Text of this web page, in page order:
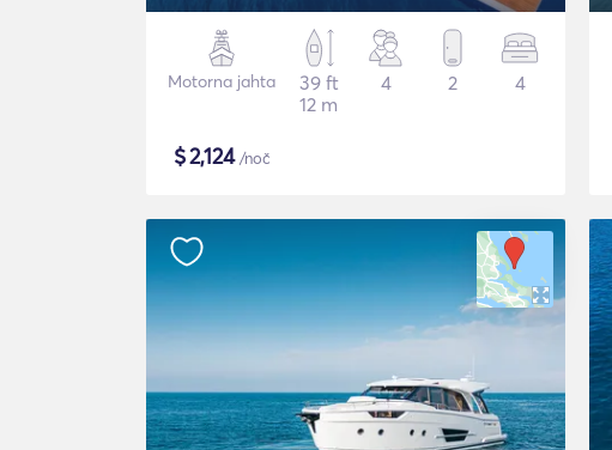
Motorna jahta
39 ft
12 m
4 2 4
$2,124/noč